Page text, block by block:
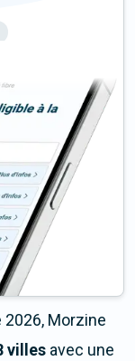
2026, Morzine
villes avec une